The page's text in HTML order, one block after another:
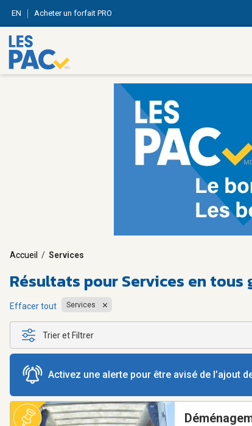
EN Acheter un forfait PRO
Accueil / Services
Résultats pourServices en
Effacer tout Services
Trier et Filtrer
Activez une alerte pour être avisé de l’ajout